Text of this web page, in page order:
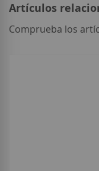
Artículos
Comprueba los